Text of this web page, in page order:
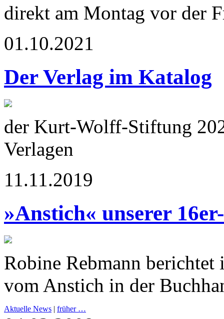
direkt am Montag vor der
01.10.2021
Der Verlag im Katalog
der Kurt-Wolff-Stiftung
Verlagen
11.11.2019
»Anstich« unserer
Robine Rebmann
vom Anstich in der
Aktuelle News | früher …